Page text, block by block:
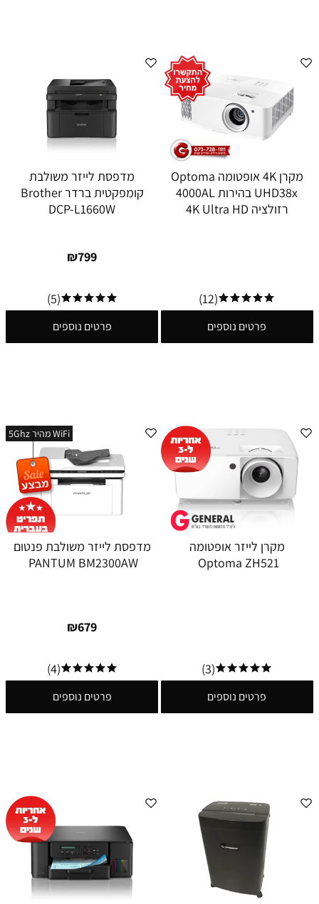
מקרן 4K אופטומה Optoma
UHD38x בהירות 4000AL
רזולציה 4K Ultra HD
(12)
פרטים נוספים
מדפסת לייזר משולבת
קומפקטית ברדר Brother
DCP-L1660W
₪799
(5)
פרטים נוספים
מקרן לייזר אופטומה
Optoma ZH521
(3)
פרטים נוספים
WiFi מהיר 5Ghz
מדפסת לייזר משולבת פנטום
PANTUM BM2300AW
₪679
(4)
פרטים נוספים